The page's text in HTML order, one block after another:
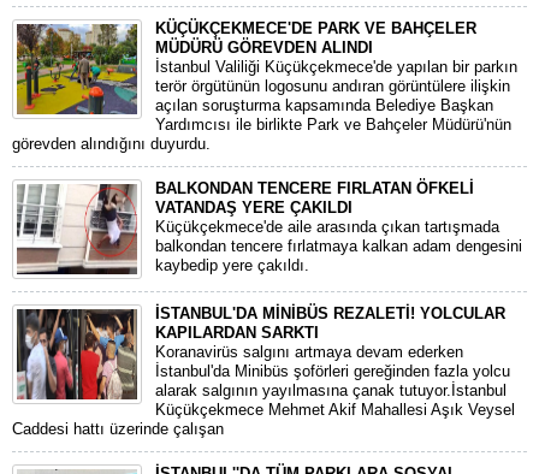
KÜÇÜKÇEKMECE'DE PARK VE BAHÇELER
MÜDÜRÜ GÖREVDEN ALINDI
İstanbul Valiliği Küçükçekmece'de yapılan bir parkın
terör örgütünün logosunu andıran görüntülere ilişkin
açılan soruşturma kapsamında Belediye Başkan
Yardımcısı ile birlikte Park ve Bahçeler Müdürü'nün
görevden alındığını duyurdu.
BALKONDAN TENCERE FIRLATAN ÖFKELİ
VATANDAŞ YERE ÇAKILDI
Küçükçekmece'de aile arasında çıkan tartışmada
balkondan tencere fırlatmaya kalkan adam dengesini
kaybedip yere çakıldı.
İSTANBUL'DA MİNİBÜS REZALETİ! YOLCULAR
KAPILARDAN SARKTI
Koranavirüs salgını artmaya devam ederken
İstanbul'da Minibüs şoförleri gereğinden fazla yolcu
alarak salgının yayılmasına çanak tutuyor.İstanbul
Küçükçekmece Mehmet Akif Mahallesi Aşık Veysel
Caddesi hattı üzerinde çalışan